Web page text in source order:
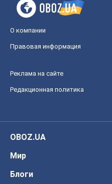
О компании
Правовая информация
Реклама на сайте
Редакционная политика
OBOZ.UA
Мир
Блоги